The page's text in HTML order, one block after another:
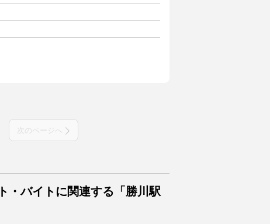
次のページへ
・バイトに関連する「勝川駅